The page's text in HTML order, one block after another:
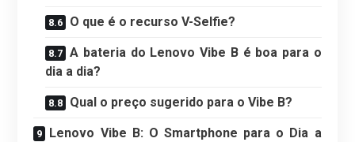
O que é o recurso V-Selfie?
A bateria do Lenovo Vibe B é boa para o
dia a dia?
Qual o preço sugerido para o Vibe B?
Lenovo Vibe B: O Smartphone para o Dia a